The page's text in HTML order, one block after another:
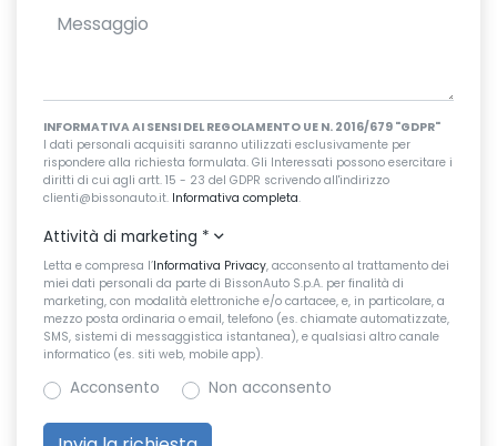
INFORMATIVA AI SENSI DEL REGOLAMENTO UE N. 2016/679 "GDPR"
I dati personali acquisiti saranno utilizzati esclusivamente per
rispondere alla richiesta formulata. Gli Interessati possono esercitare i
diritti di cui agli artt. 15 - 23 del GDPR scrivendo all'indirizzo
clienti@bissonauto.it. Informativa completa.
Attività di marketing *
Letta e compresa l’Informativa Privacy, acconsento al trattamento dei
miei dati personali da parte di BissonAuto S.p.A. per finalità di
marketing, con modalità elettroniche e/o cartacee, e, in particolare, a
mezzo posta ordinaria o email, telefono (es. chiamate automatizzate,
SMS, sistemi di messaggistica istantanea), e qualsiasi altro canale
informatico (es. siti web, mobile app).
Acconsento Non acconsento